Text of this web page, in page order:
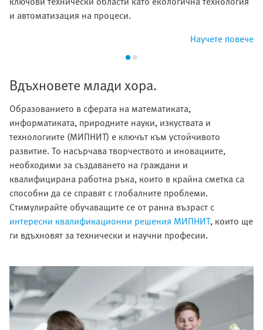
и автоматизация на процеси.
Научете повече
Вдъхновете млади хора.
Образованието в сферата на математиката,
информатиката, природните науки, изкуствата и
технологиите (МИПНИТ) е ключът към устойчивото
развитие. То насърчава творчеството и иновациите,
необходими за създаването на граждани и
квалифицирана работна ръка, които в крайна сметка са
способни да се справят с глобалните проблеми.
Стимулирайте обучаващите се от ранна възраст с
интересни квалификационни решения МИПНИТ, които ще
ги вдъхновят за технически и научни професии.